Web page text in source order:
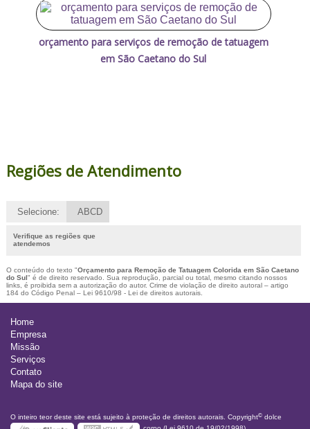
orçamento para serviços de remoção de tatuagem
em São Caetano do Sul
Regiões de Atendimento
Selecione: ABCD
Verifique as regiões que
atendemos
O conteúdo do texto "Orçamento para Remoção de Tatuagem Colorida em São Caetano
do Sul " é de direito reservado. Sua reprodução, parcial ou total, mesmo citando nossos
links, é proibida sem a autorização do autor. Crime de violação de direito autoral – artigo
184 do Código Penal – Lei 9610/98 - Lei de direitos autorais.
Home
Empresa
Missão
Serviços
Contato
Mapa do site
O inteiro teor deste site está sujeito à proteção de direitos autorais. Copyright© dolce